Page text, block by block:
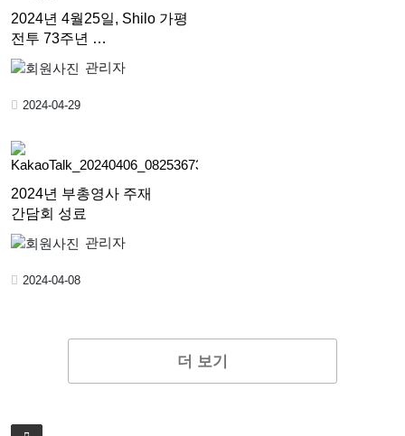
2024년 4월25일, Shilo 가평
전투 73주년 …
관리자
2024-04-29
2024년 부총영사 주재
간담회 성료
관리자
2024-04-08
더 보기